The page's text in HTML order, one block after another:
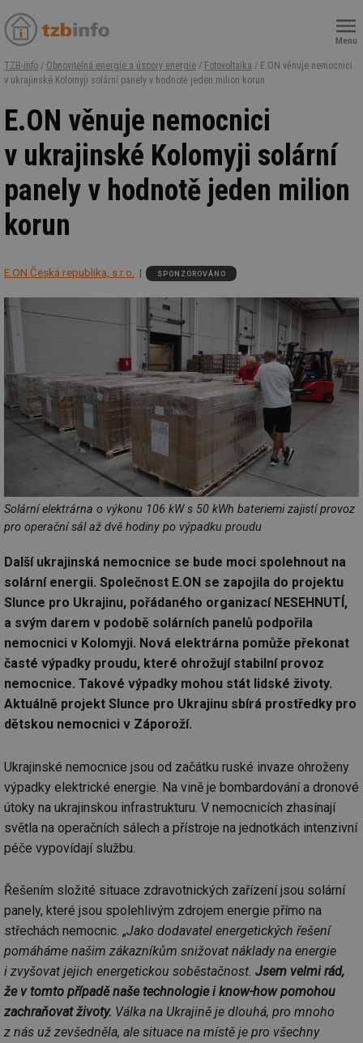
Menu
TZB-info / Obnovitelná energie a úspory energie / Fotovoltaika / E.ON věnuje nemocnici
v ukrajinské Kolomyji solární panely v hodnotě jeden milion korun
E.ON věnuje nemocnici
v ukrajinské Kolomyji solární
panely v hodnotě jeden milion
korun
E.ON Česká republika, s.r.o. SPONZOROVÁNO
Solární elektrárna o výkonu 106 kW s 50 kWh bateriemi zajistí provoz
pro operační sál až dvě hodiny po výpadku proudu
Další ukrajinská nemocnice se bude moci spolehnout na
solární energii. Společnost E.ON se zapojila do projektu
Slunce pro Ukrajinu, pořádaného organizací NESEHNUTÍ,
a svým darem v podobě solárních panelů podpořila
nemocnici v Kolomyji. Nová elektrárna pomůže překonat
časté výpadky proudu, které ohrožují stabilní provoz
nemocnice. Takové výpadky mohou stát lidské životy.
Aktuálně projekt Slunce pro Ukrajinu sbírá prostředky pro
dětskou nemocnici v Záporoží.
Ukrajinské nemocnice jsou od začátku ruské invaze ohroženy
výpadky elektrické energie. Na vině je bombardování a dronové
útoky na ukrajinskou infrastrukturu. V nemocnicích zhasínají
světla na operačních sálech a přístroje na jednotkách intenzivní
péče vypovídají službu.
Řešením složité situace zdravotnických zařízení jsou solární
panely, které jsou spolehlivým zdrojem energie přímo na
střechách nemocnic. „Jako dodavatel energetických řešení
pomáháme našim zákazníkům snižovat náklady na energie
i zvyšovat jejich energetickou soběstačnost. Jsem velmi rád,
že v tomto případě naše technologie i know-how pomohou
zachraňovat životy. Válka na Ukrajině je dlouhá, pro mnoho
z nás už zevšedněla, ale situace na místě je pro všechny